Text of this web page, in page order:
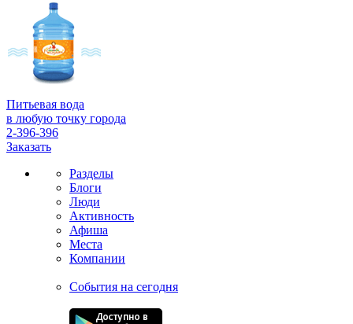
Питьевая вода
в любую точку города
2-396-396
Заказать
Разделы
Блоги
Люди
Активность
Афиша
Места
Компании
События на сегодня